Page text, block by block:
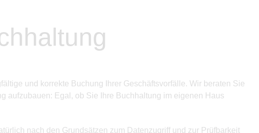
und korrekte Buchung Ihrer Geschäftsvorfälle. Wir beraten Sie
aufzubauen: Egal, ob Sie Ihre Buchhaltung im eigenen Haus
nach den Grundsätzen zum Datenzugriff und zur Prüfbarkeit